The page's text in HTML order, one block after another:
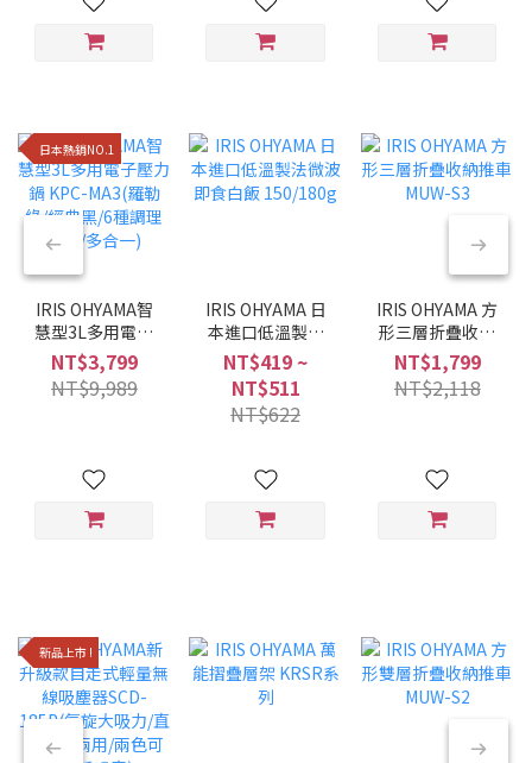
日本熱銷NO.1
IRIS OHYAMA智
慧型3L多用電子
壓力鍋 KPC-
MA3(羅勒綠/經典
黑/6種調理模式/
NT$3,799
NT$9,989
IRIS OHYAMA 日
本進口低溫製法
微波即食白飯
150/180g
NT$419 ~
NT$511
NT$622
IRIS OHYAMA 方
形三層折疊收納
推車 MUW-S3
NT$1,799
NT$2,118
新品上市 !